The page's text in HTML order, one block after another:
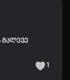
მალევე
1